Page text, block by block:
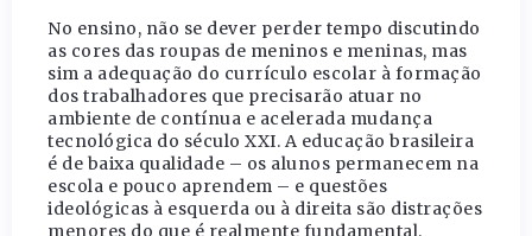
No ensino, não se dever perder tempo discutindo
as cores das roupas de meninos e meninas, mas
sim a adequação do currículo escolar à formação
dos trabalhadores que precisarão atuar no
ambiente de contínua e acelerada mudança
tecnológica do século XXI. A educação brasileira
é de baixa qualidade – os alunos permanecem na
escola e pouco aprendem – e questões
ideológicas à esquerda ou à direita são distrações
menores do que é realmente fundamental.